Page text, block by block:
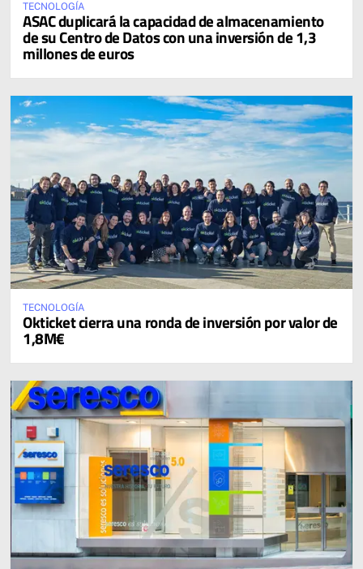
TECNOLOGÍA
ASAC duplicará la capacidad de almacenamiento
de su Centro de Datos con una inversión de 1,3
millones de euros
TECNOLOGÍA
Okticket cierra una ronda de inversión por valor de
1,8M€